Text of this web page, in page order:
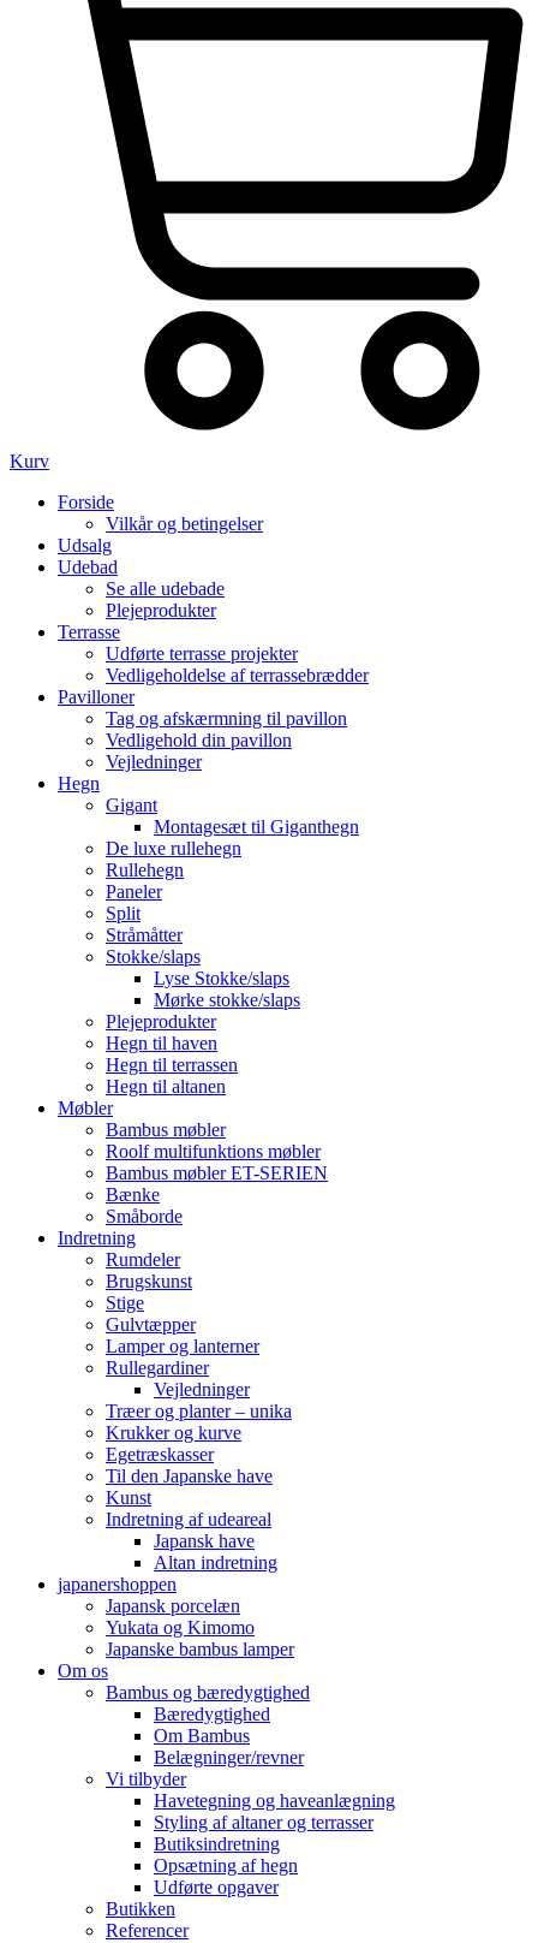
Kurv
Forside
Vilkår og betingelser
Udsalg
Udebad
Se alle udebade
Plejeprodukter
Terrasse
Udførte terrasse projekter
Vedligeholdelse af terrassebrædder
Pavilloner
Tag og afskærmning til pavillon
Vedligehold din pavillon
Vejledninger
Hegn
Gigant
Montagesæt til Giganthegn
De luxe rullehegn
Rullehegn
Paneler
Split
Stråmåtter
Stokke/slaps
Lyse Stokke/slaps
Mørke stokke/slaps
Plejeprodukter
Hegn til haven
Hegn til terrassen
Hegn til altanen
Møbler
Bambus møbler
Roolf multifunktions møbler
Bambus møbler ET-SERIEN
Bænke
Småborde
Indretning
Rumdeler
Brugskunst
Stige
Gulvtæpper
Lamper og lanterner
Rullegardiner
Vejledninger
Træer og planter – unika
Krukker og kurve
Egetræskasser
Til den Japanske have
Kunst
Indretning af udeareal
Japansk have
Altan indretning
japanershoppen
Japansk porcelæn
Yukata og Kimomo
Japanske bambus lamper
Om os
Bambus og bæredygtighed
Bæredygtighed
Om Bambus
Belægninger/revner
Vi tilbyder
Havetegning og haveanlægning
Styling af altaner og terrasser
Butiksindretning
Opsætning af hegn
Udførte opgaver
Butikken
Referencer